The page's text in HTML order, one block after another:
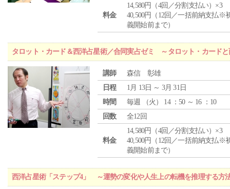
料金
14,580円（4回／分割支払い）×3
40,500円（12回／一括前納支払※
義開始前まで）
タロット・カード＆西洋占星術／合同実占ゼミ ～タロット・カード
講師
森信 彰雄
日程
1月 13日 ～ 3月 31日
時間
毎週 （火 ） 14 ：50 ～ 16 ：10
回数
全12回
料金
14,580円（4回／分割支払い）×3
40,500円（12回／一括前納支払※
義開始前まで）
西洋占星術「ステップ4」 ～運勢の変化や人生上の転機を推理する方